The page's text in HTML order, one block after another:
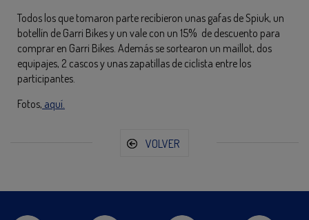
Todos los que tomaron parte recibieron unas gafas de Spiuk, un
botellín de Garri Bikes y un vale con un 15% de descuento para
comprar en Garri Bikes. Además se sortearon un maillot, dos
equipajes, 2 cascos y unas zapatillas de ciclista entre los
participantes.
Fotos, aquí.
VOLVER